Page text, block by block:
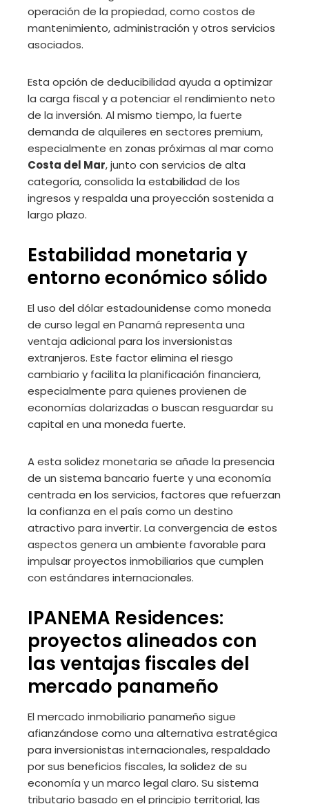
operación de la propiedad, como costos de
mantenimiento, administración y otros servicios
asociados.
Esta opción de deducibilidad ayuda a optimizar
la carga fiscal y a potenciar el rendimiento neto
de la inversión. Al mismo tiempo, la fuerte
demanda de alquileres en sectores premium,
especialmente en zonas próximas al mar como
Costa del Mar, junto con servicios de alta
categoría, consolida la estabilidad de los
ingresos y respalda una proyección sostenida a
largo plazo.
Estabilidad monetaria y
entorno económico sólido
El uso del dólar estadounidense como moneda
de curso legal en Panamá representa una
ventaja adicional para los inversionistas
extranjeros. Este factor elimina el riesgo
cambiario y facilita la planificación financiera,
especialmente para quienes provienen de
economías dolarizadas o buscan resguardar su
capital en una moneda fuerte.
A esta solidez monetaria se añade la presencia
de un sistema bancario fuerte y una economía
centrada en los servicios, factores que refuerzan
la confianza en el país como un destino
atractivo para invertir. La convergencia de estos
aspectos genera un ambiente favorable para
impulsar proyectos inmobiliarios que cumplen
con estándares internacionales.
IPANEMA Residences:
proyectos alineados con
las ventajas fiscales del
mercado panameño
El mercado inmobiliario panameño sigue
afianzándose como una alternativa estratégica
para inversionistas internacionales, respaldado
por sus beneficios fiscales, la solidez de su
economía y un marco legal claro. Su sistema
tributario basado en el principio territorial, las